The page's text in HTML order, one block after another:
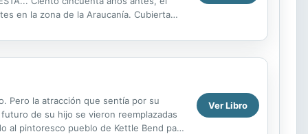
en la zona de la Araucanía. Cubierta
Pero la atracción que sentía por su
de su hijo se vieron reemplazadas
al pintoresco pueblo de Kettle Bend para
Ver Libro